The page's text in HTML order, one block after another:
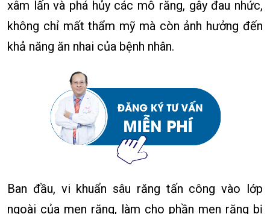
xâm lấn và phá hủy các mô răng, gây đau nhức,
không chỉ mất thẩm mỹ mà còn ảnh hưởng đến
khả năng ăn nhai của bệnh nhân.
Ban đầu, vi khuẩn sâu răng tấn công vào lớp
ngoài của men răng, làm cho phần men răng bị